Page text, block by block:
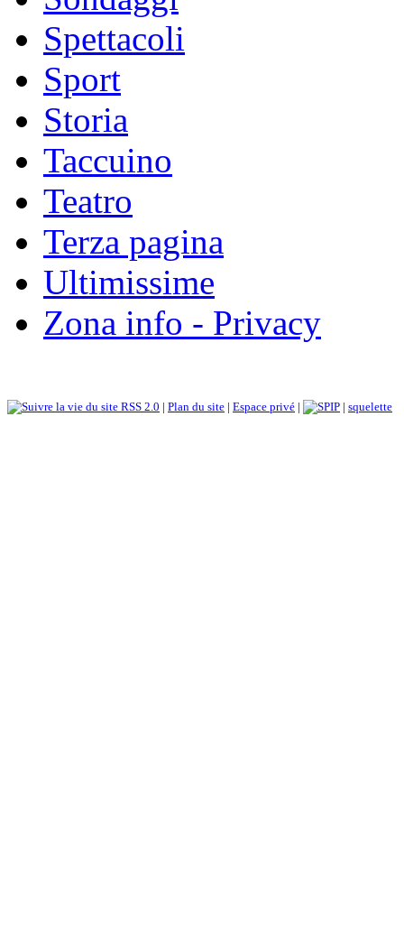
Spettacoli
Sport
Storia
Taccuino
Teatro
Terza pagina
Ultimissime
Zona info - Privacy
RSS 2.0 | Plan du site | Espace privé | | squelette